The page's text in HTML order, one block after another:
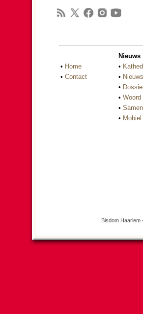
• Home
• Contact
Nieuws
•
•
•
•
•
• Mobiel
Bisdom Haarlem